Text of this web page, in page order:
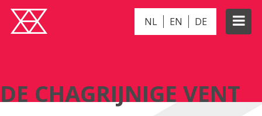
NL EN DE
DE CHAGRIJNIGE VENT